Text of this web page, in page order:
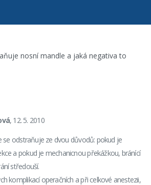
nosní mandle a jaká negativa to
, 12. 5. 2010
se odstraňuje ze dvou důvodů: pokud je
a pokud je mechanicnou překážkou, bránící
středouší.
komplikací operačních a při celkové anestezii,